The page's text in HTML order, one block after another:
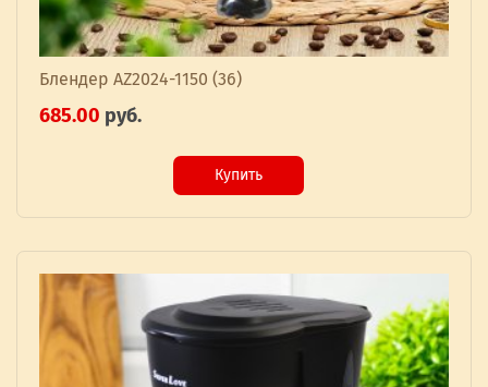
Блендер AZ2024-1150 (36)
685.00 руб.
Купить